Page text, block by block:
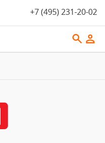
+7 (495) 231-20-02